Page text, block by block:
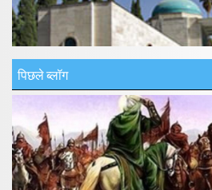
पिछले ब्लॉग